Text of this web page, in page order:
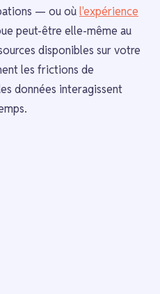
— ou oùl'expérience
peut-être elle-même au
disponibles sur votre
les frictions de
données interagissent